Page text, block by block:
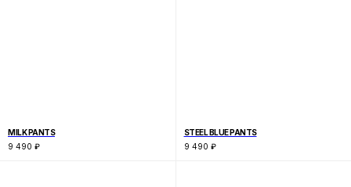
MILK PANTS
9 490 ₽
STEEL BLUE PANTS
9 490 ₽